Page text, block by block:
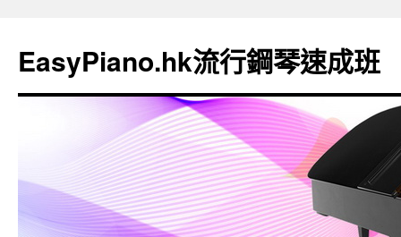
EasyPiano.hk流行鋼琴速成班